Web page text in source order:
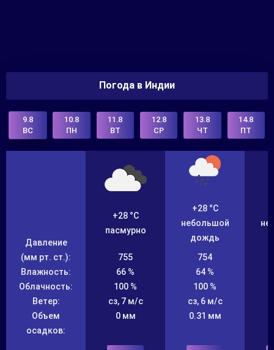
Погода в Индии
9.8
ВС
10.8
ПН
11.8
ВТ
12.8
СР
13.8
ЧТ
14.8
ПТ
Давление
(мм рт. ст.):
Влажность:
Облачность:
Ветер:
Объем
осадков:
+28 °C
пасмурно
755
66 %
100 %
сз, 7 м/с
0 мм
+28 °C
небольшой
дождь
754
64 %
100 %
сз, 6 м/с
0.31 мм